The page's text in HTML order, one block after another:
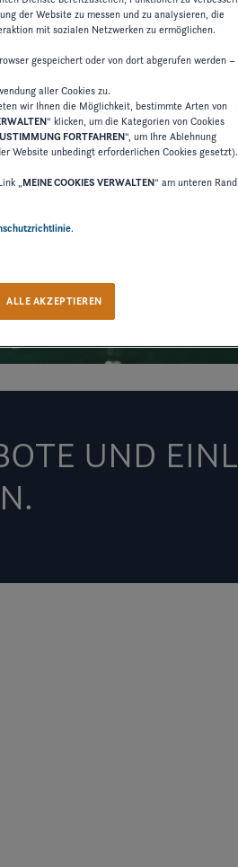
UND
der Website zu messen und zu analysieren, die
mit sozialen Netzwerken zu ermöglichen.
gespeichert oder von dort abgerufen werden –
aller Cookies zu.
wir Ihnen die Möglichkeit, bestimmte Arten von
“ klicken, um die Kategorien von Cookies
FORTFAHREN“, um Ihre Ablehnung
Website unbedingt erforderlichen Cookies gesetzt).
„MEINE COOKIES VERWALTEN“ am unteren Rand
.
ALLE AKZEPTIEREN